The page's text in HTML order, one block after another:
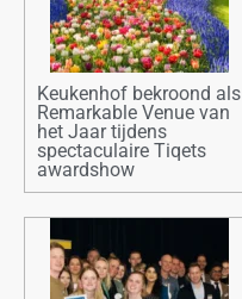
Keukenhof bekroond als
Remarkable Venue van
het Jaar tijdens
spectaculaire Tiqets
awardshow